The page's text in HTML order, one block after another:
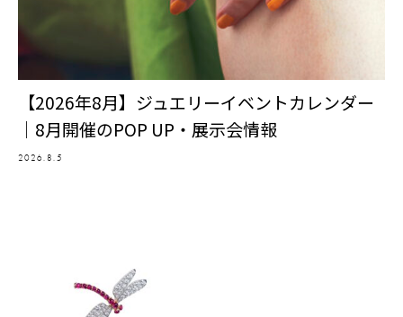
【2026年8月】ジュエリーイベントカレンダー
｜8月開催のPOP UP・展示会情報
2026.8.5